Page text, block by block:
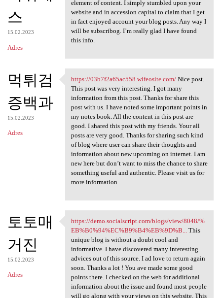
스
15.02.2023
Adres
element of content. I simply stumbled upon your
website and in accession capital to claim that I get
in fact enjoyed account your blog posts. Any way I
will be subscribog. I’m really glad I have found
this info.
먹튀검
증백과
15.02.2023
Adres
https://03b7f2a65ac558
https://03b7f2a65ac558.wifeosite.com/Nice post.
This post was very interesting. I got many
information from this post. Thanks for share this
post with us. I have noted some important points in
my notes book. All the content in this post are
good. I shared this post with my friends. Your all
posts are very good. Thanks for sharing such kind
of blog where user can share their thoughts and
information about new upcoming on internet. I am
new here but don’t want to miss the chance to share
something useful and authentic. Please visit us for
more information
토토매
거진
15.02.2023
Adres
https://demo.socialscript.com
https://demo.socialscript.com/blogs/view/8048/%
EB%B0%94%EC%B9%B4%EB%9D%B...
This
unique blog is without a doubt cool and
informative. I have discovered many interesting
advices out of this source. I ad love to return again
soon. Thanks a lot ! You ave made some good
points there. I checked on the web for additional
information about the issue and found most people
will go along with your views on this website. This